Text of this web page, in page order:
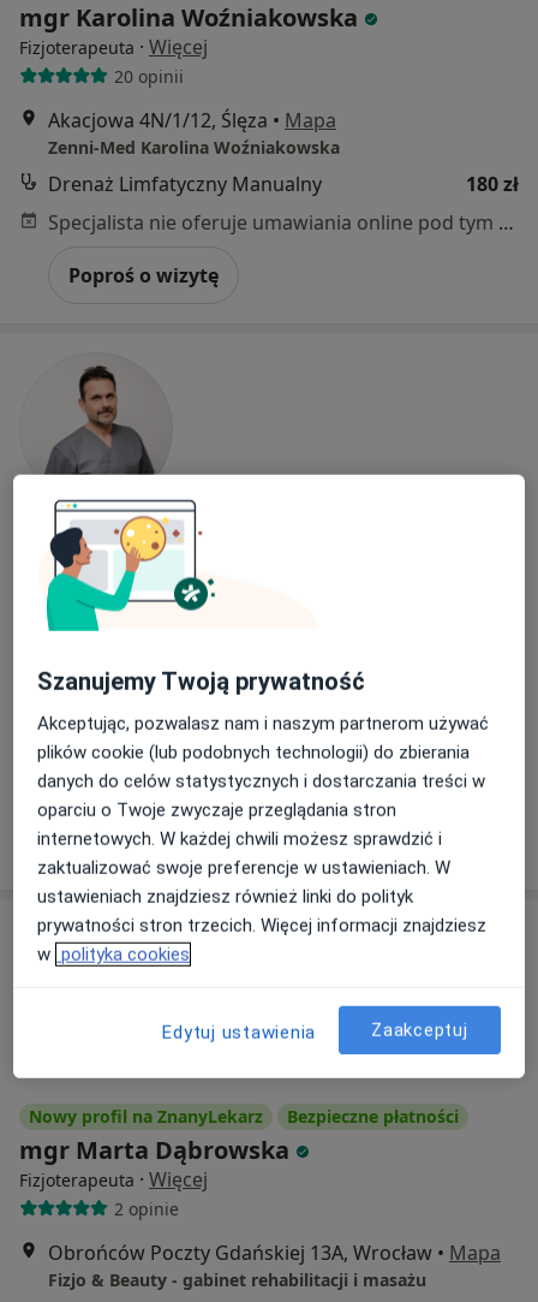
mgr Karolina Woźniakowska
Fizjoterapeuta · Więcej
20 opinii
Akacjowa 4N/1/12, Ślęza • Mapa
Zenni-Med Karolina Woźniakowska
Drenaż Limfatyczny Manualny
180 zł
Specjalista nie oferuje umawiania online pod tym adresem.
Poproś o wizytę
Bezpieczne płatności
mgr Andrzej Wojdała
Fizjoterapeuta Więcej
Zabrodzie 7e, Wrocław•Mapa
Centrum Medyczne ZABRODZIE
Konsultacja fizjoterapeutyczna
od 200 zł
Poproś o wizytę
Nowy profil na ZnanyLekarz Bezpieczne płatności
mgr Marta Dąbrowska
Fizjoterapeuta · Więcej
2 opinie
Obrońców Poczty Gdańskiej 13A, Wrocław • Mapa
Fizjo & Beauty - gabinet rehabilitacji i masażu
Szanujemy Twoją prywatność
Akceptując, pozwalasz nam i naszym partnerom używać
plików cookie (lub podobnych technologii) do zbierania
danych do celów statystycznych i dostarczania treści w
oparciu o Twoje zwyczaje przeglądania stron
internetowych. W każdej chwili możesz sprawdzić i
zaktualizować swoje preferencje w ustawieniach. W
ustawieniach znajdziesz również linki do polityk
prywatności stron trzecich. Więcej informacji znajdziesz
w polityka cookies
Edytuj ustawienia Zaakceptuj